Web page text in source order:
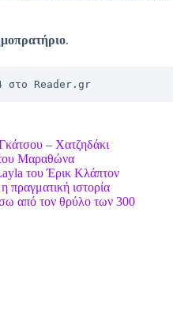
.
στo Reader.gr
– Χατζηδάκι
Μαραθώνα
του Έρικ Κλάπτον
πραγματική ιστορία
από τον θρύλο των 300